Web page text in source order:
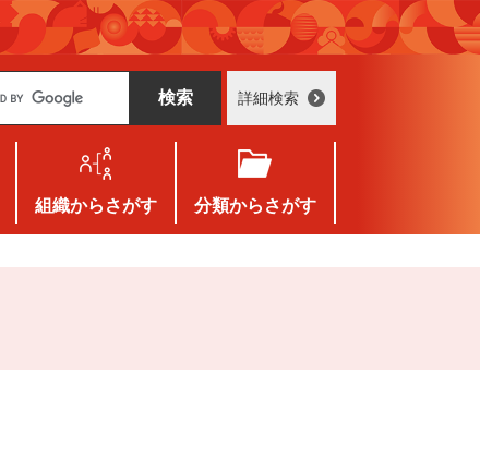
詳細検索
組織からさがす 分類からさがす